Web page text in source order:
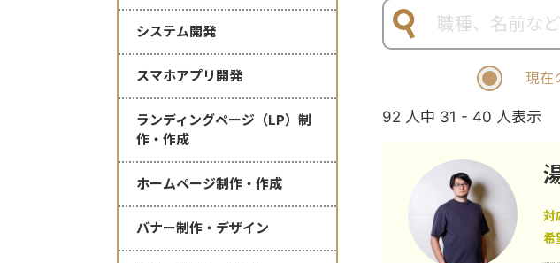
システム開発
スマホアプリ開発
ランディングページ（LP）制
作・作成
ホームページ制作・作成
バナー制作・デザイン
現在
92 人中 31 - 40 人表示
対
希